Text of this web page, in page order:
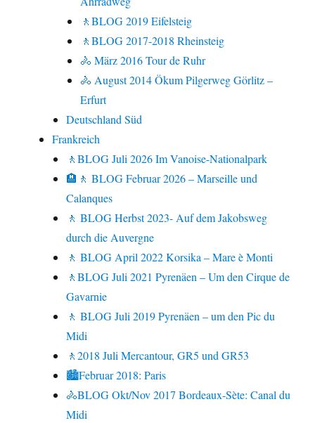
🚶BLOG 2019 Eifelsteig
🚶BLOG 2017-2018 Rheinsteig
🚴 März 2016 Tour de Ruhr
🚴 August 2014 Ökum Pilgerweg Görlitz –
Erfurt
Deutschland Süd
Frankreich
🚶BLOG Juli 2026 Im Vanoise-Nationalpark
🏨🚶 BLOG Februar 2026 – Marseille und
Calanques
🚶 BLOG Herbst 2023- Auf dem Jakobsweg
durch die Auvergne
🚶 BLOG April 2022 Korsika – Mare è Monti
🚶BLOG Juli 2021 Pyrenäen – Um den Cirque de
Gavarnie
🚶 BLOG Juli 2019 Pyrenäen – um den Pic du
Midi
🚶2018 Juli Mercantour, GR5 und GR53
🏙Februar 2018: Paris
🚴BLOG Okt/Nov 2017 Bordeaux-Sète: Canal du
Midi